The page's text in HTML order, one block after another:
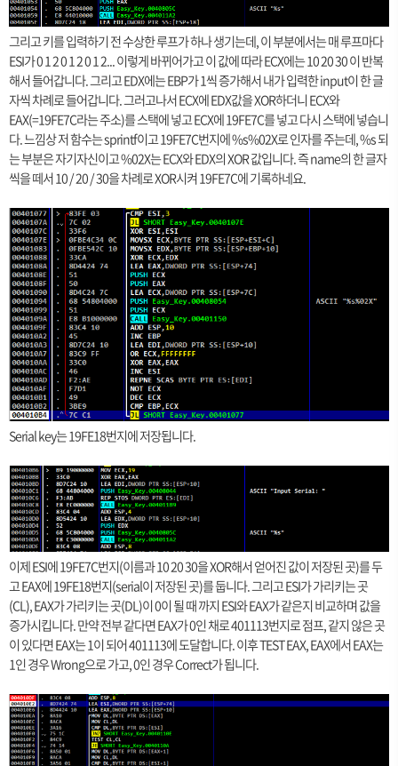
그리고 키를 입력하기 전 수상한 루프가 하나 생기는데, 이 부분에서는 매 루프마다
ESI가 0 1 2 0 1 2 0 1 2... 이렇게 바뀌어가고 이 값에 따라 ECX에는 10 20 30 이 반복
해서 들어갑니다. 그리고 EDX에는 EBP가 1씩 증가해서 내가 입력한 input이 한 글
자씩 차례로 들어갑니다. 그러고나서 ECX에 EDX값을 XOR하더니 ECX와
EAX(=19FE7C라는 주소)를 스택에 넣고 ECX에 19FE7C를 넣고 다시 스택에 넣습니
다. 느낌상 저 함수는 sprintf이고 19FE7C번지에 %s%02X로 인자를 주는데, %s 되
는 부분은 자기자신이고 %02X는 ECX와 EDX의 XOR 값입니다. 즉 name의 한 글자
씩을 떼서 10 / 20 / 30을 차례로 XOR시켜 19FE7C에 기록하네요.
Serial key는 19FE18번지에 저장됩니다.
이제 ESI에 19FE7C번지(이름과 10 20 30을 XOR해서 얻어진 값이 저장된 곳)를 두
고 EAX에 19FE18번지(serial이 저장된 곳)를 둡니다. 그리고 ESI가 가리키는 곳
(CL), EAX가 가리키는 곳(DL)이 0이 될 때 까지 ESI와 EAX가 같은지 비교하며 값을
증가시킵니다. 만약 전부 같다면 EAX가 0인 채로 401113번지로 점프, 같지 않은 곳
이 있다면 EAX는 1이 되어 401113에 도달합니다. 이후 TEST EAX, EAX에서 EAX는
1인 경우 Wrong으로 가고, 0인 경우 Correct가 됩니다.